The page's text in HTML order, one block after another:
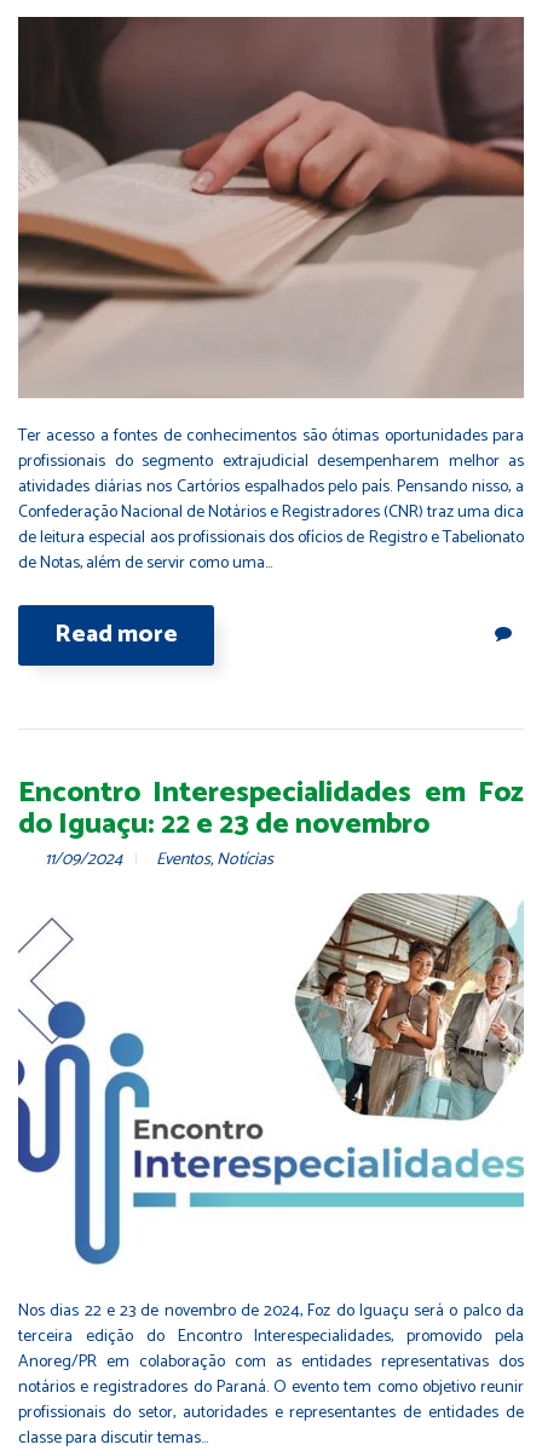
Ter acesso a fontes de conhecimentos são ótimas oportunidades para
profissionais do segmento extrajudicial desempenharem melhor as
atividades diárias nos Cartórios espalhados pelo país. Pensando nisso, a
Confederação Nacional de Notários e Registradores (CNR) traz uma dica
de leitura especial aos profissionais dos ofícios de Registro e Tabelionato
de Notas, além de servir como uma…
Read more
Encontro Interespecialidades em Foz
do Iguaçu: 22 e 23 de novembro
11/09/2024 Eventos,Notícias
Nos dias 22 e 23 de novembro de 2024, Foz do Iguaçu será o palco da
terceira edição do Encontro Interespecialidades, promovido pela
Anoreg/PR em colaboração com as entidades representativas dos
notários e registradores do Paraná. O evento tem como objetivo reunir
profissionais do setor, autoridades e representantes de entidades de
classe para discutir temas…